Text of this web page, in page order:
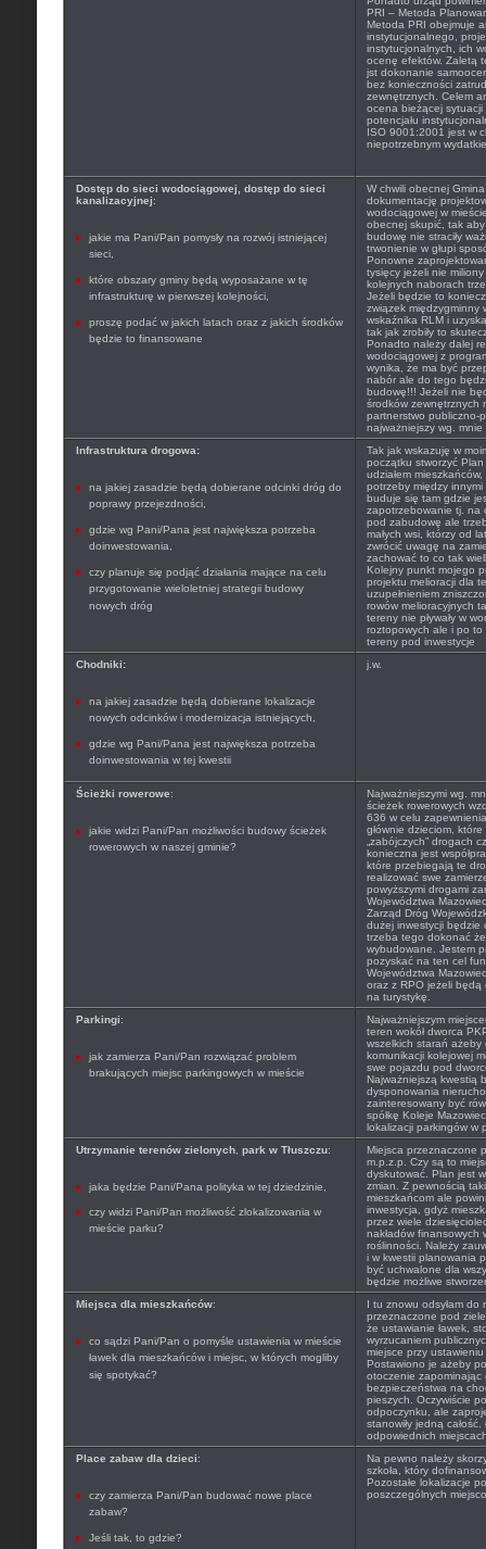
PRI – Metoda
Metoda PRI obejmuje
instytucjonalnego,
instytucjonalnych, ich
ocenę efektów. Zaletą
jst dokonanie
bez konieczności
zewnętrznych. Celem
ocena bieżącej
potencjału
ISO 9001:2001 jest w
niepotrzebnym
Dostęp do sieci wodociągowej, dostęp do sieci
kanalizacyjnej:
jakie ma Pani/Pan pomysły na rozwój istniejącej
sieci,
które obszary gminy będą wyposażane w tę
infrastrukturę w pierwszej kolejności,
proszę podać w jakich latach oraz z jakich środków
będzie to finansowane
W chwili obecnej
dokumentację
wodociągowej w
obecnej skupić, tak
budowę nie straciły
trwonienie w głupi
Ponowne
tysięcy jeżeli nie
kolejnych naborach
Jeżeli będzie to
związek międzygminny
wskaźnika RLM i
tak jak zrobiły to
Ponadto należy dalej
wodociągowej z
wynika, że ma być
nabór ale do tego
budowę!!! Jeżeli nie
środków zewnętrznych
partnerstwo publiczno-
najważniejszy wg. mnie
Infrastruktura drogowa:
na jakiej zasadzie będą dobierane odcinki dróg do
poprawy przejezdności,
gdzie wg Pani/Pana jest największa potrzeba
doinwestowania,
czy planuje się podjąć działania mające na celu
przygotowanie wieloletniej strategii budowy
nowych dróg
Tak jak wskazuję w
początku stworzyć
udziałem
potrzeby między
buduje się tam gdzie
zapotrzebowanie tj. na
pod zabudowę ale
małych wsi, którzy od
zwrócić uwagę na
zachować to co tak
Kolejny punkt mojego
projektu melioracji dla
uzupełnieniem
rowów melioracyjnych
tereny nie pływały w
roztopowych ale i po
tereny pod inwestycje
Chodniki:
na jakiej zasadzie będą dobierane lokalizacje
nowych odcinków i modernizacja istniejących,
gdzie wg Pani/Pana jest największa potrzeba
doinwestowania w tej kwestii
j.w.
Ścieżki rowerowe:
jakie widzi Pani/Pan możliwości budowy ścieżek
rowerowych w naszej gminie?
Najważniejszymi wg.
ścieżek rowerowych
636 w celu
głównie dzieciom,
„zabójczych” drogach
konieczna jest
które przebiegają te
realizować swe
powyższymi drogami
Województwa
Zarząd Dróg
dużej inwestycji będzie
trzeba tego dokonać
wybudowane. Jestem
pozyskać na ten cel
Województwa
oraz z RPO jeżeli będą
na turystykę.
Parkingi:
jak zamierza Pani/Pan rozwiązać problem
brakujących miejsc parkingowych w mieście
Najważniejszym
teren wokół dworca
wszelkich starań ażeby
komunikacji kolejowej
swe pojazdu pod
Najważniejszą kwestią
dysponowania
zainteresowany być
spółkę Koleje
lokalizacji parkingów w
Utrzymanie terenów zielonych, park w Tłuszczu:
jaka będzie Pani/Pana polityka w tej dziedzinie,
czy widzi Pani/Pan możliwość zlokalizowania w
mieście parku?
Miejsca przeznaczone
m.p.z.p. Czy są to
dyskutować. Plan jest
zmian. Z pewnością
mieszkańcom ale
inwestycja, gdyż
przez wiele
nakładów finansowych
roślinności. Należy
i w kwestii planowania
być uchwalone dla
będzie możliwe
Miejsca dla mieszkańców:
co sądzi Pani/Pan o pomyśle ustawienia w mieście
ławek dla mieszkańców i miejsc, w których mogliby
się spotykać?
I tu znowu odsyłam do
przeznaczone pod
że ustawianie ławek,
wyrzucaniem
miejsce przy
Postawiono je ażeby
otoczenie zapominając
bezpieczeństwa na
pieszych. Oczywiście
odpoczynku, ale
stanowiły jedną
odpowiednich
Place zabaw dla dzieci:
czy zamierza Pani/Pan budować nowe place
zabaw?
Jeśli tak, to gdzie?
Na pewno należy
szkoła, który
Pozostałe lokalizacje
poszczególnych